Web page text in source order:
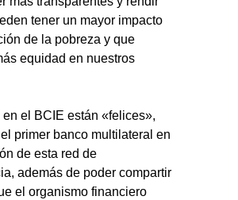
tener un mayor impacto
de la pobreza y que
equidad en nuestros
el BCIE están «felices»,
primer banco multilateral en
de esta red de
además de poder compartir
el organismo financiero